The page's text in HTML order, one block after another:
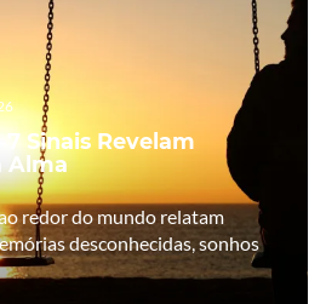
7 Sinais Revelam
Alma
redor do mundo relatam
desconhecidas, sonhos